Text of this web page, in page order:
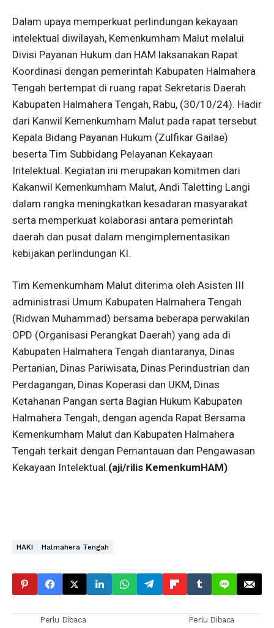
Dalam upaya memperkuat perlindungan kekayaan
intelektual diwilayah, Kemenkumham Malut melalui
Divisi Payanan Hukum dan HAM laksanakan Rapat
Koordinasi dengan pemerintah Kabupaten Halmahera
Tengah bertempat di ruang rapat Sekretaris Daerah
Kabupaten Halmahera Tengah, Rabu, (30/10/24). Hadir
dari Kanwil Kemenkumham Malut pada rapat tersebut
Kepala Bidang Payanan Hukum (Zulfikar Gailae)
beserta Tim Subbidang Pelayanan Kekayaan
Intelektual. Kegiatan ini merupakan komitmen dari
Kakanwil Kemenkumham Malut, Andi Taletting Langi
dalam rangka meningkatkan kesadaran masyarakat
serta memperkuat kolaborasi antara pemerintah
daerah dan pusat dalam mengimplementasikan
kebijakan perlindungan KI.
Tim Kemenkumham Malut diterima oleh Asisten III
administrasi Umum Kabupaten Halmahera Tengah
(Ridwan Muhammad) bersama beberapa perwakilan
OPD (Organisasi Perangkat Daerah) yang ada di
Kabupaten Halmahera Tengah diantaranya, Dinas
Pertanian, Dinas Pariwisata, Dinas Perindustrian dan
Perdagangan, Dinas Koperasi dan UKM, Dinas
Ketahanan Pangan serta Bagian Hukum Kabupaten
Halmahera Tengah, dengan agenda Rapat Bersama
Kemenkumham Malut dan Kabupaten Halmahera
Tengah terkait dengan Pemantauan dan Pengawasan
Kekayaan Intelektual.(aji/rilis KemenkumHAM)
HAKI Halmahera Tengah
Perlu Dibaca Perlu Dibaca